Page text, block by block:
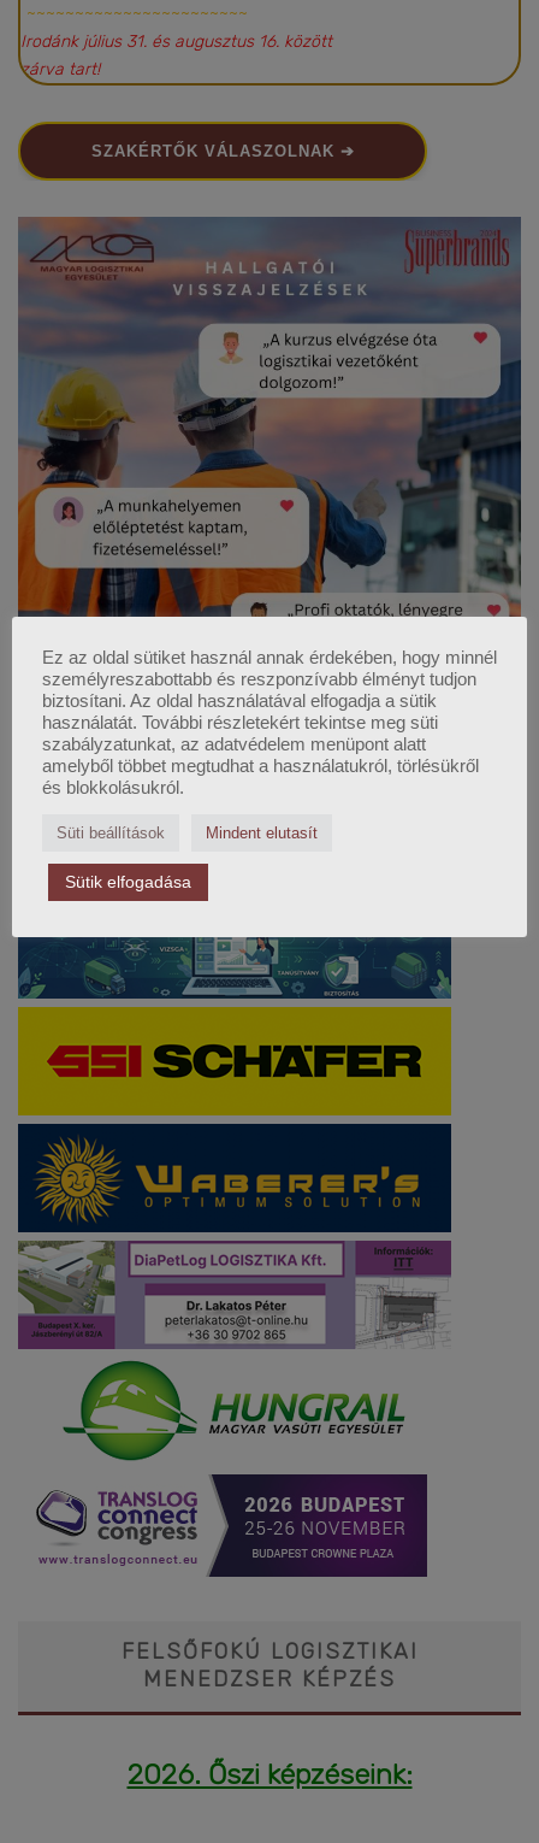
~~~~~~~~~~~~~~~~~~~~~~~
Irodánk július 31. és augusztus 16. között
zárva tart!
SZAKÉRTŐK VÁLASZOLNAK ➔
FELSŐFOKÚ LOGISZTIKAI
MENEDZSER KÉPZÉS
2026. Őszi képzéseink:
Ez az oldal sütiket használ annak érdekében, hogy minnél
személyreszabottabb és reszponzívabb élményt tudjon
biztosítani. Az oldal használatával elfogadja a sütik
használatát. További részletekért tekintse meg süti
szabályzatunkat, az adatvédelem menüpont alatt
amelyből többet megtudhat a használatukról, törlésükről
és blokkolásukról.
Süti beállítások Mindent elutasít
Sütik elfogadása